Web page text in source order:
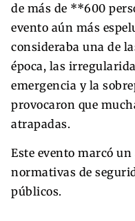
de más de **600
evento aún más
consideraba una de
época, las
emergencia y la
provocaron que
atrapadas.
Este evento marcó
normativas de
públicos.